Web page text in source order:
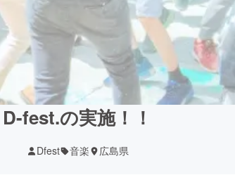
D-fest.の実施！！
Dfest 音楽 広島県